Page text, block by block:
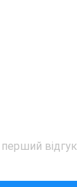
відгук